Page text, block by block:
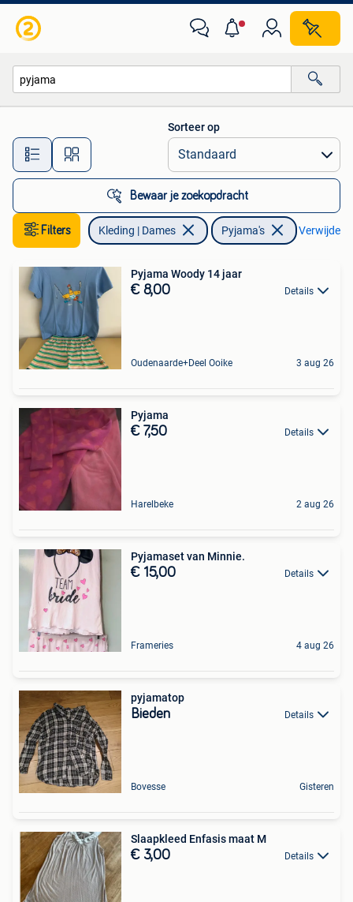
Alle afstanden…
Sorteer op
Bewaar je zoekopdracht
Filters Kleding | Dames Pyjama's Verwijder
Pyjama Woody 14 jaar
€ 8,00 Details
Oudenaarde+Deel Ooike 3 aug 26
Pyjama
€ 7,50 Details
Harelbeke 2 aug 26
Pyjamaset van Minnie.
€ 15,00 Details
Frameries 4 aug 26
pyjamatop
Bieden Details
Bovesse Gisteren
Slaapkleed Enfasis maat M
€ 3,00 Details